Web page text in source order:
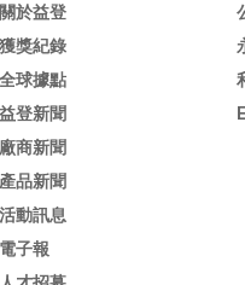
關於益登
獲獎紀錄
全球據點
益登新聞
廠商新聞
產品新聞
活動訊息
電子報